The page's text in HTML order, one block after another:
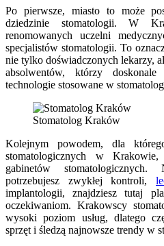
Po pierwsze, miasto to może
dziedzinie stomatologii. W
renomowanych uczelni
specjalistów stomatologii. To
nie tylko doświadczonych lekarzy,
absolwentów, którzy
technologie stosowane w
Stomatolog Kraków
Kolejnym powodem, dla
stomatologicznych w
gabinetów
potrzebujesz zwykłej kontroli,
implantologii, znajdziesz tutaj
oczekiwaniom. Krakowscy
wysoki poziom usług, dlatego
sprzęt i śledzą najnowsze trendy w